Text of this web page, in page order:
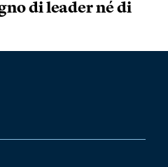
di leader né di